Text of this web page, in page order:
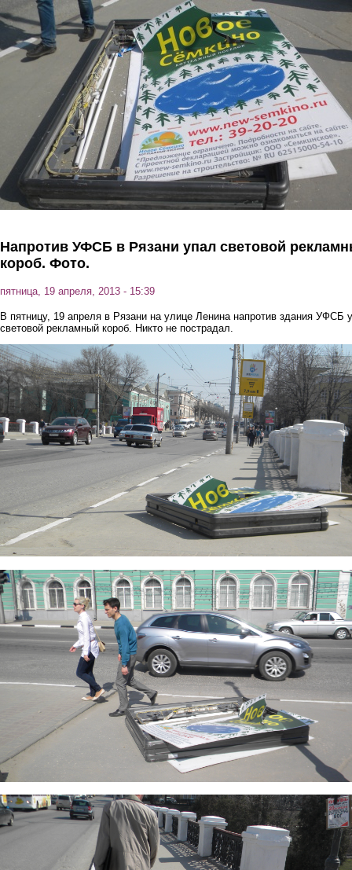
Перейти к основному содержанию
Напротив УФСБ в Рязани упал световой
короб. Фото.
пятница, 19 апреля, 2013 - 15:39
В пятницу, 19 апреля в Рязани на улице Ленина напротив здания УФСБ
световой рекламный короб. Никто не пострадал.
dscn9371.jpg
dscn9375.jpg
dscn9380.jpg